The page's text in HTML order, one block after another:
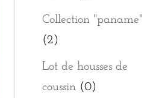
Collection "paname"
(2)
Lot de housses de
coussin (0)